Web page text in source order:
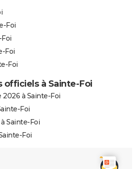
Foi
Foi
Foi
officiels à Sainte-Foi
à Sainte-Foi
Foi
Sainte-Foi
Foi